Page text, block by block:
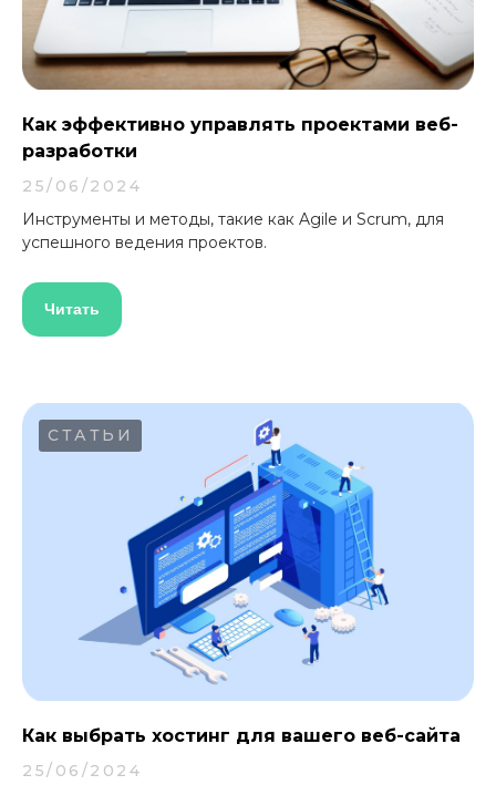
Как эффективно управлять проектами веб-
разработки
25/06/2024
Инструменты и методы, такие как Agile и Scrum, для
успешного ведения проектов.
Читать
СТАТЬИ
Как выбрать хостинг для вашего веб-сайта
25/06/2024